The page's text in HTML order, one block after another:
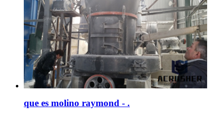
que es molino raymond - .